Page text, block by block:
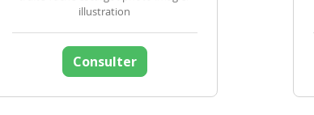
illustration
Consulter